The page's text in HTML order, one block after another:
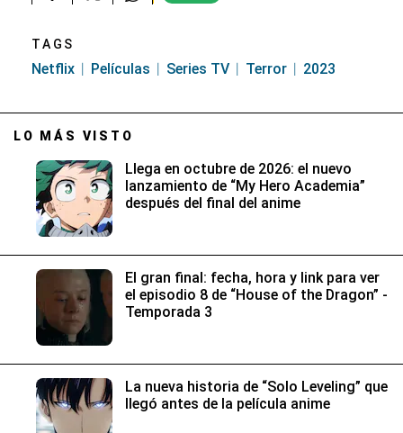
TAGS
Netflix Películas Series TV Terror 2023
LO MÁS VISTO
Llega en octubre de 2026: el nuevo
lanzamiento de “My Hero Academia”
después del final del anime
El gran final: fecha, hora y link para ver
el episodio 8 de “House of the Dragon” -
Temporada 3
La nueva historia de “Solo Leveling” que
llegó antes de la película anime